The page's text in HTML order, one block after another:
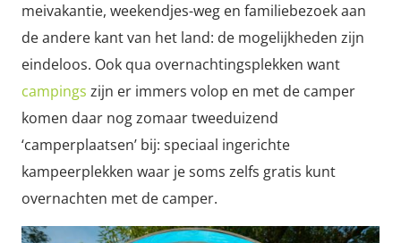
meivakantie, weekendjes-weg en familiebezoek aan
de andere kant van het land: de mogelijkheden zijn
eindeloos. Ook qua overnachtingsplekken want
campings zijn er immers volop en met de camper
komen daar nog zomaar tweeduizend
‘camperplaatsen’ bij: speciaal ingerichte
kampeerplekken waar je soms zelfs gratis kunt
overnachten met de camper.